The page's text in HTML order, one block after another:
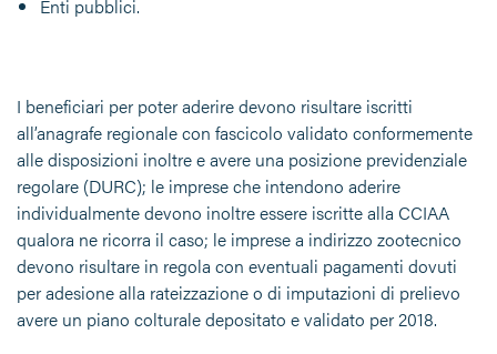
Enti pubblici.
I beneficiari per poter aderire devono risultare iscritti
all’anagrafe regionale con fascicolo validato conformemente
alle disposizioni inoltre e avere una posizione previdenziale
regolare (DURC); le imprese che intendono aderire
individualmente devono inoltre essere iscritte alla CCIAA
qualora ne ricorra il caso; le imprese a indirizzo zootecnico
devono risultare in regola con eventuali pagamenti dovuti
per adesione alla rateizzazione o di imputazioni di prelievo
avere un piano colturale depositato e validato per 2018.